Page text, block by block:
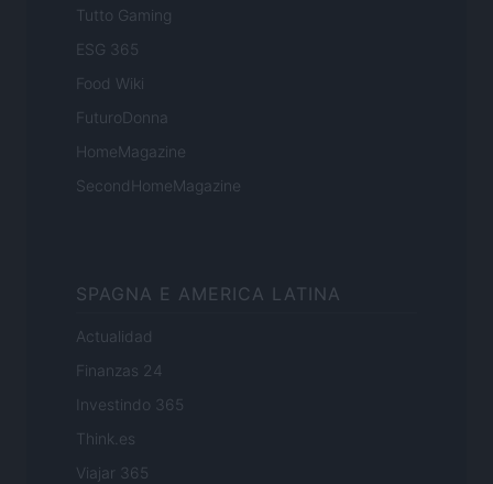
Tutto Gaming
ESG 365
Food Wiki
FuturoDonna
HomeMagazine
SecondHomeMagazine
SPAGNA E AMERICA LATINA
Actualidad
Finanzas 24
Investindo 365
Think.es
Viajar 365